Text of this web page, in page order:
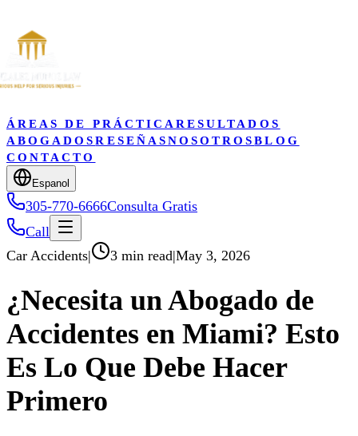
ÁREAS DE PRÁCTICARESULTADOS
ABOGADOSRESEÑASNOSOTROSBLOG
CONTACTO
Espanol
305-770-6666Consulta Gratis
Call
Car Accidents| 3 min read|May 3, 2026
¿Necesita un Abogado de
Accidentes en Miami? Esto
Es Lo Que Debe Hacer
Primero